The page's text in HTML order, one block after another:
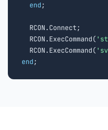
end ;
  RCON.Connect;
  RCON.ExecCommand(
  RCON.ExecCommand(
end ;